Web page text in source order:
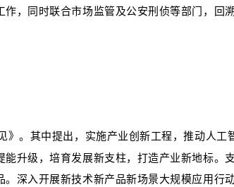
，同时联合市场监管及公安刑侦等部门，回
。其中提出，实施产业创新工程，推动人工
升级，培育发展新支柱，打造产业新地标。
深入开展新技术新产品新场景大规模应用行